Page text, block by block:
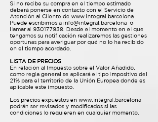
Si no recibe su compra en el tiempo estimado
deberá ponerse en contacto con el Servicio de
Atención al Cliente de www.integral.barcelona
Puede escribirnos a info@integral.barcelona o
llamar al 930177938 . Desde el momento en el que
tengamos su notificación realizaremos las gestiones
oportunas para averiguar por qué no lo ha recibido
en el tiempo acordado.
LISTA DE PRECIOS
En relación al Impuesto sobre el Valor Añadido,
como regla general se aplicará el tipo impositivo del
21% para el territorio de la Unión Europea donde es
aplicable este impuesto.
Los precios expuestos en www.integral.barcelona
podrán ser revisados y modificados si las
condiciones lo requieren en cualquier momento.